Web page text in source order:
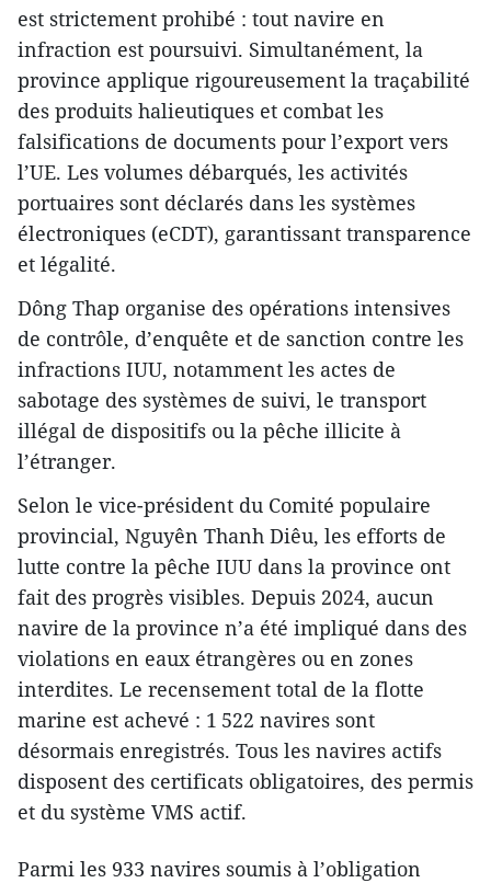
est strictement prohibé : tout navire en
infraction est poursuivi. Simultanément, la
province applique rigoureusement la traçabilité
des produits halieutiques et combat les
falsifications de documents pour l’export vers
l’UE. Les volumes débarqués, les activités
portuaires sont déclarés dans les systèmes
électroniques (eCDT), garantissant transparence
et légalité.
Dông Thap organise des opérations intensives
de contrôle, d’enquête et de sanction contre les
infractions IUU, notamment les actes de
sabotage des systèmes de suivi, le transport
illégal de dispositifs ou la pêche illicite à
l’étranger.
Selon le vice-président du Comité populaire
provincial, Nguyên Thanh Diêu, les efforts de
lutte contre la pêche IUU dans la province ont
fait des progrès visibles. Depuis 2024, aucun
navire de la province n’a été impliqué dans des
violations en eaux étrangères ou en zones
interdites. Le recensement total de la flotte
marine est achevé : 1 522 navires sont
désormais enregistrés. Tous les navires actifs
disposent des certificats obligatoires, des permis
et du système VMS actif.
Parmi les 933 navires soumis à l’obligation